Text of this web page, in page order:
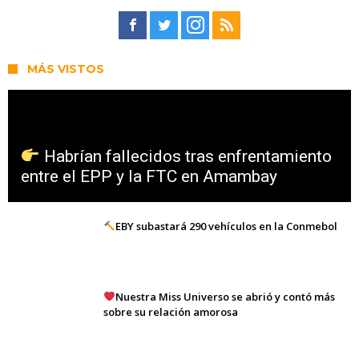
MÁS VISTOS
Habrían fallecidos tras enfrentamiento
entre el EPP y la FTC en Amambay
EBY subastará 290 vehículos en la Conmebol
Nuestra Miss Universo se abrió y contó más
sobre su relación amorosa